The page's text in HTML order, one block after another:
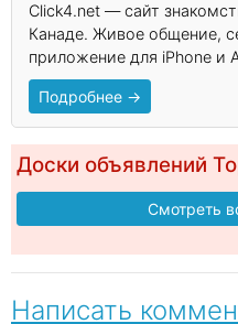
Click4.net — сайт
Канаде. Живое общение,
приложение для iPhone и
Подробнее →
Доски объявлений
Смотреть
Написать